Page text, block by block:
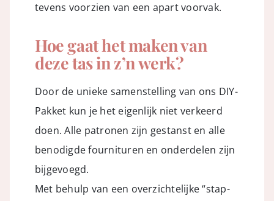
tevens voorzien van een apart voorvak.
Hoe gaat het maken van
deze tas in z’n werk?
Door de unieke samenstelling van ons DIY-
Pakket kun je het eigenlijk niet verkeerd
doen. Alle patronen zijn gestanst en alle
benodigde fournituren en onderdelen zijn
bijgevoegd.
Met behulp van een overzichtelijke “stap-